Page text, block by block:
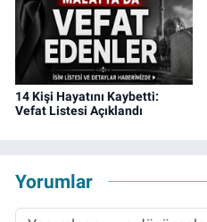
14 Kişi Hayatını Kaybetti:
Vefat Listesi Açıklandı
Yorumlar